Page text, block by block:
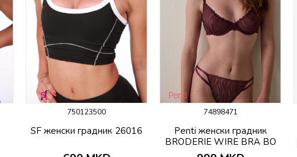
750123500
SF женски градник 26016
74898471
Penti женски градник
BRODERIE WIRE BRA BO